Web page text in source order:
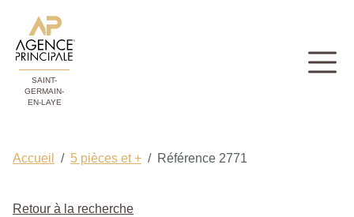
SAINT-
GERMAIN-
EN-LAYE
Accueil 5 pièces et + Référence 2771
Retour à la recherche